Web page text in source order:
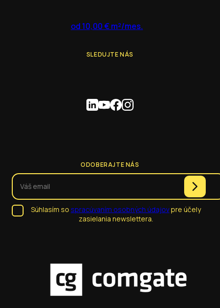
od 10,00 € m²/mes.
SLEDUJTE NÁS
ODOBERAJTE NÁS
Súhlasím so spracúvaním osobných údajovpre účely
zasielania newslettera.